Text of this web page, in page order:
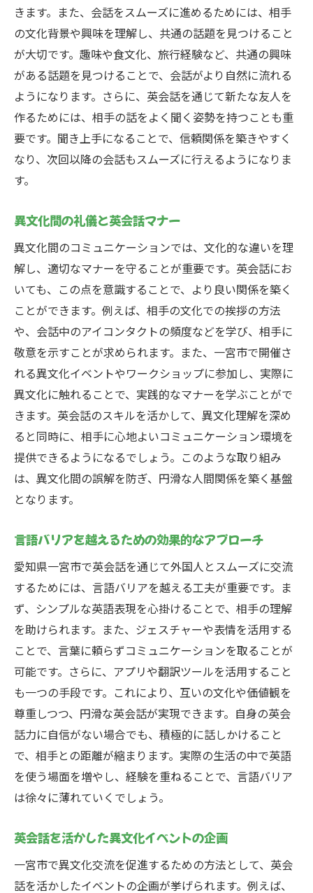
きます。また、会話をスムーズに進めるためには、相手
の文化背景や興味を理解し、共通の話題を見つけること
が大切です。趣味や食文化、旅行経験など、共通の興味
がある話題を見つけることで、会話がより自然に流れる
ようになります。さらに、英会話を通じて新たな友人を
作るためには、相手の話をよく聞く姿勢を持つことも重
要です。聞き上手になることで、信頼関係を築きやすく
なり、次回以降の会話もスムーズに行えるようになりま
す。
異文化間の礼儀と英会話マナー
異文化間のコミュニケーションでは、文化的な違いを理
解し、適切なマナーを守ることが重要です。英会話にお
いても、この点を意識することで、より良い関係を築く
ことができます。例えば、相手の文化での挨拶の方法
や、会話中のアイコンタクトの頻度などを学び、相手に
敬意を示すことが求められます。また、一宮市で開催さ
れる異文化イベントやワークショップに参加し、実際に
異文化に触れることで、実践的なマナーを学ぶことがで
きます。英会話のスキルを活かして、異文化理解を深め
ると同時に、相手に心地よいコミュニケーション環境を
提供できるようになるでしょう。このような取り組み
は、異文化間の誤解を防ぎ、円滑な人間関係を築く基盤
となります。
言語バリアを越えるための効果的なアプローチ
愛知県一宮市で英会話を通じて外国人とスムーズに交流
するためには、言語バリアを越える工夫が重要です。ま
ず、シンプルな英語表現を心掛けることで、相手の理解
を助けられます。また、ジェスチャーや表情を活用する
ことで、言葉に頼らずコミュニケーションを取ることが
可能です。さらに、アプリや翻訳ツールを活用すること
も一つの手段です。これにより、互いの文化や価値観を
尊重しつつ、円滑な英会話が実現できます。自身の英会
話力に自信がない場合でも、積極的に話しかけること
で、相手との距離が縮まります。実際の生活の中で英語
を使う場面を増やし、経験を重ねることで、言語バリア
は徐々に薄れていくでしょう。
英会話を活かした異文化イベントの企画
一宮市で異文化交流を促進するための方法として、英会
話を活かしたイベントの企画が挙げられます。例えば、